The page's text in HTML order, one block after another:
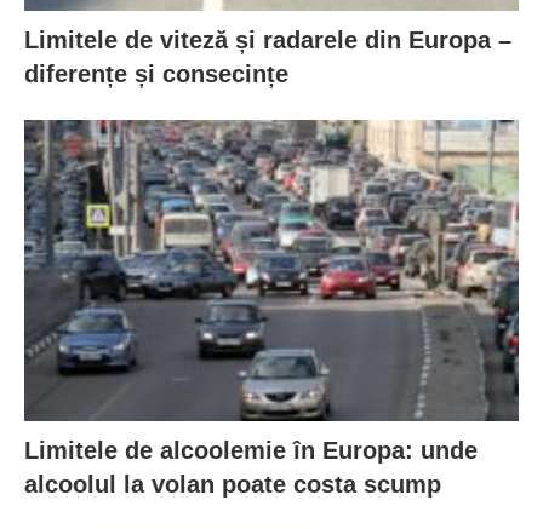
Limitele de viteză și radarele din Europa –
diferențe și consecințe
Limitele de alcoolemie în Europa: unde
alcoolul la volan poate costa scump